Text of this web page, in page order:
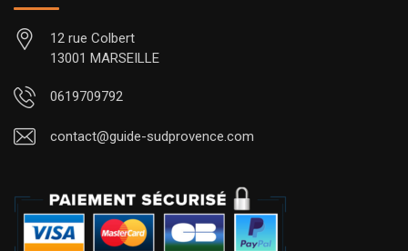
12 rue Colbert
13001 MARSEILLE
0619709792
contact@guide-sudprovence.com